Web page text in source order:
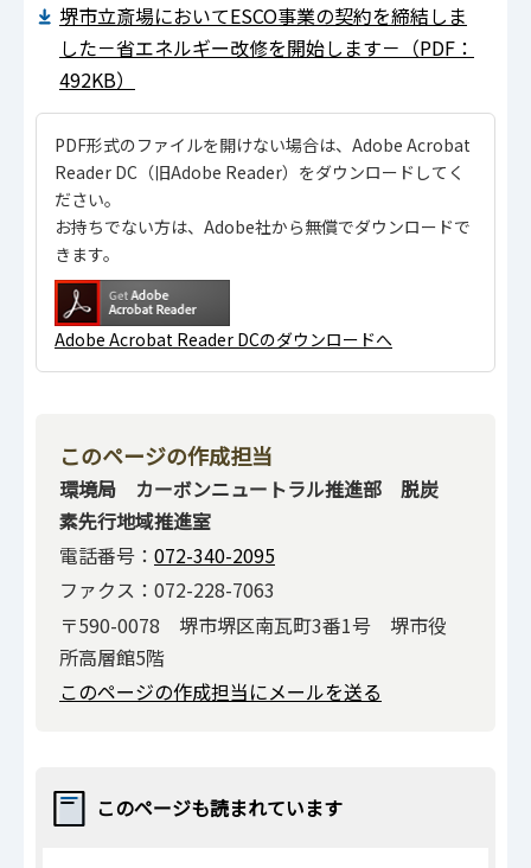
堺市立斎場においてESCO事業の契約を締結しま
した－省エネルギー改修を開始します－（PDF：
492KB）
PDF形式のファイルを開けない場合は、Adobe Acrobat
Reader DC（旧Adobe Reader）をダウンロードしてく
ださい。
お持ちでない方は、Adobe社から無償でダウンロードで
きます。
Adobe Acrobat Reader DCのダウンロードへ
このページの作成担当
環境局 カーボンニュートラル推進部 脱炭
素先行地域推進室
電話番号： 072-340-2095
ファクス：072-228-7063
〒590-0078 堺市堺区南瓦町3番1号 堺市役
所高層館5階
このページの作成担当にメールを送る
このページも読まれています